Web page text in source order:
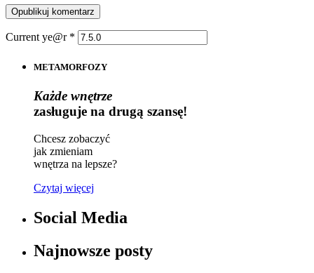
Current ye@r *
METAMORFOZY
Każde wnętrze
zasługuje na drugą szansę!
Chcesz zobaczyć
jak zmieniam
wnętrza na lepsze?
Czytaj więcej
Social Media
Najnowsze posty